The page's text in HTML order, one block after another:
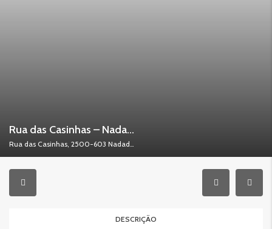
Rua das Casinhas – Nadadouro
Rua das Casinhas, 2500-603 Nadadouro, Portugal
DESCRIÇÃO